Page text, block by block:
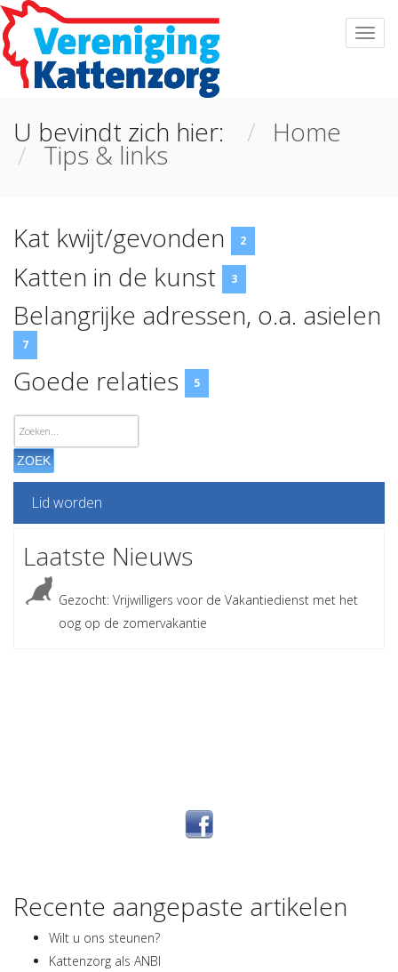
U bevindt zich hier: Home
Tips & links
Kat kwijt/gevonden 2
Katten in de kunst 3
Belangrijke adressen, o.a. asielen
7
Goede relaties 5
ZOEK
Lid worden
Laatste Nieuws
Gezocht: Vrijwilligers voor de Vakantiedienst met het
oog op de zomervakantie
Recente aangepaste artikelen
Wilt u ons steunen?
Kattenzorg als ANBI